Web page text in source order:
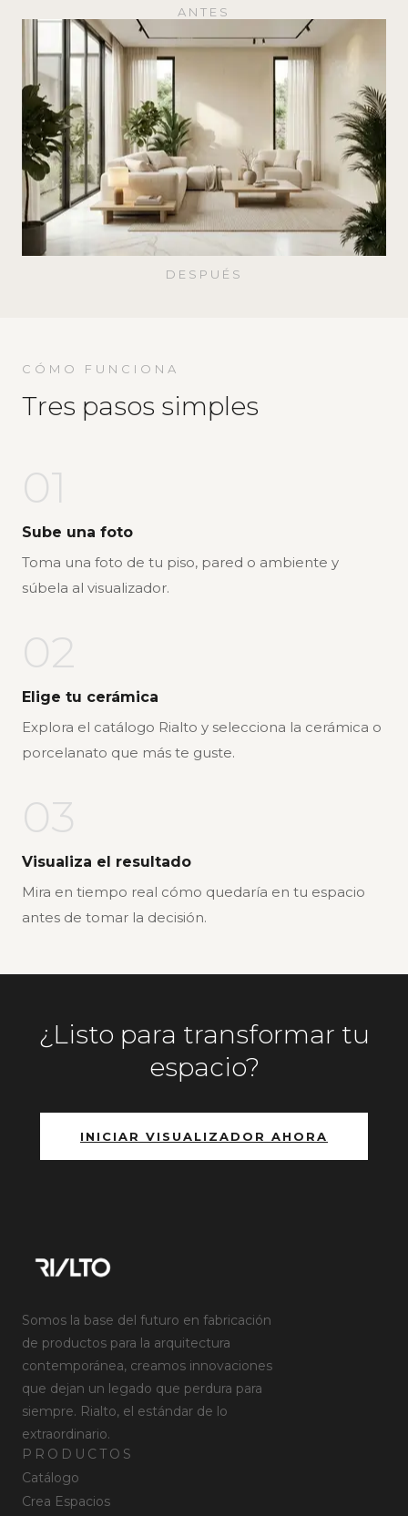
ANTES
DESPUÉS
CÓMO FUNCIONA
Tres pasos simples
01
Sube una foto
Toma una foto de tu piso, pared o ambiente y
súbela al visualizador.
02
Elige tu cerámica
Explora el catálogo Rialto y selecciona la cerámica o
porcelanato que más te guste.
03
Visualiza el resultado
Mira en tiempo real cómo quedaría en tu espacio
antes de tomar la decisión.
¿Listo para transformar tu
espacio?
INICIAR VISUALIZADOR AHORA
Somos la base del futuro en fabricación
de productos para la arquitectura
contemporánea, creamos innovaciones
que dejan un legado que perdura para
siempre. Rialto, el estándar de lo
extraordinario.
PRODUCTOS
Catálogo
Crea Espacios